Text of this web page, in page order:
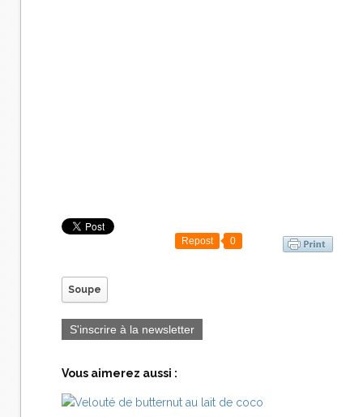
Repost 0
Soupe
S'inscrire à la newsletter
Vous aimerez aussi :